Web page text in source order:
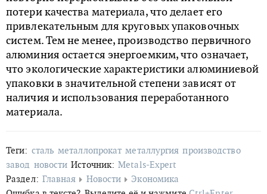
потери качества материала, что делает его
привлекательным для круговых упаковочных
систем. Тем не менее, производство первичного
алюминия остается энергоемким, что означает,
что экологические характеристики алюминиевой
упаковки в значительной степени зависят от
наличия и использования переработанного
материала.
Теги: сталь металлопрокат металлургия производство
завод новости Источник: Metals-Expert
Раздел: Главная Новости
Экономика